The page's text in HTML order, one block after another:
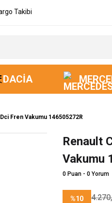
Takibi
DACIA
Fren Vakumu 146505272R
Renault
Vakumu
0 Puan - 0 Yorum
%10